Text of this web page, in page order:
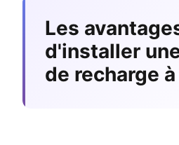
Les
d'installer
de recharge